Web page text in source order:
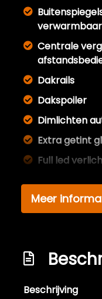
verwarmbaar
Centrale
Dakrails
Dakspoiler
Dimlichten
Extra getint
Full led
Koplampen
Led
Meer
Beschrijving